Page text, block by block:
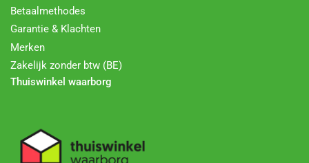
Betaalmethodes
Garantie & Klachten
Merken
Zakelijk zonder btw (BE)
Thuiswinkel waarborg